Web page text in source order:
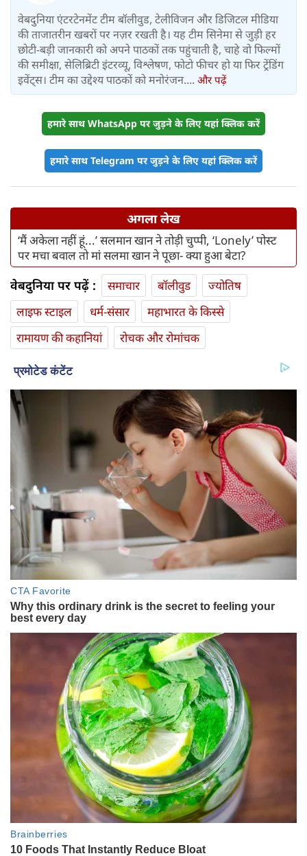
वेबदुनिया एंटरटेनमेंट टीम बॉलीवुड, टेलीविजन और डिजिटल मीडिया
की ताजातरीन खबरों पर नज़र रखती है। यह टीम सिनेमा से जुड़ी हर
छोटी-बड़ी जानकारी को अपने पाठकों तक पहुंचाती है, चाहे वो फिल्मों
की समीक्षा, सेलिब्रिटी इंटरव्यू, विश्लेषण, फोटो फीचर हो या फिर ट्रेंडिंग
इवेंट्स। टीम का उद्देश्य पाठकों को मनोरंजन.... और पढ़ें
हमारे साथ WhatsApp पर जुड़ने के लिए यहां क्लिक करें
हमारे साथ Telegram पर जुड़ने के लिए यहां क्लिक करें
अगला लेख
‘मैं अकेला नहीं हूं...’ सलमान खान ने तोड़ी चुप्पी, ‘Lonely’ पोस्ट
पर मचा बवाल तो मां सलमा खान ने पूछा- क्या हुआ बेटा?
वेबदुनिया पर पढ़ें : समाचार बॉलीवुड
ज्योतिष
लाइफ स्‍टाइल
धर्म-संसार
महाभारत के किस्से
रामायण की कहानियां
रोचक और रोमांचक